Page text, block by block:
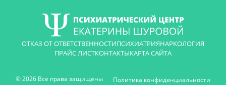
ОТКАЗ ОТ ОТВЕТСТВЕННОСТИПСИХИАТРИЯНАРКОЛОГИЯ
ПРАЙС ЛИСТКОНТАКТЫКАРТА САЙТА
© 2026 Все права защищены
Политика конфиденциальности